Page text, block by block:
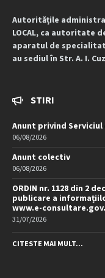
Autoritățile
LOCAL, ca autoritate
aparatul de
au sediul în Str. A. I.
STIRI
Anunt privind Serviciul
06/08/2026
Anunt colectiv
06/08/2026
ORDIN nr. 1128 din 2
publicare a
www.e-
31/07/2026
CITESTE MAI MULT...